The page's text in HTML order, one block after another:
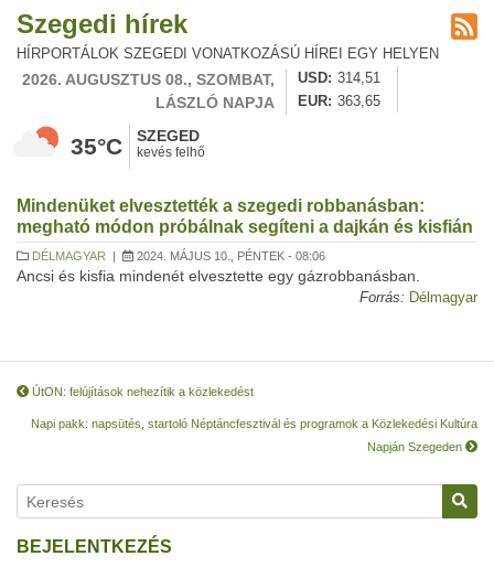
Szegedi hírek
HÍRPORTÁLOK SZEGEDI VONATKOZÁSÚ HÍREI EGY HELYEN
2026. AUGUSZTUS 08., SZOMBAT,
LÁSZLÓ NAPJA
USD
314,51
EUR
363,65
35°C SZEGED
kevés felhő
Mindenüket elvesztették a szegedi robbanásban:
megható módon próbálnak segíteni a dajkán és kisfián
DÉLMAGYAR | 2024. MÁJUS 10., PÉNTEK - 08:06
Ancsi és kisfia mindenét elvesztette egy gázrobbanásban.
Forrás: Délmagyar
ÚtON: felújítások nehezítik a közlekedést
Napi pakk: napsütés, startoló Néptáncfesztivál és programok a Közlekedési Kultúra
Napján Szegeden
BEJELENTKEZÉS